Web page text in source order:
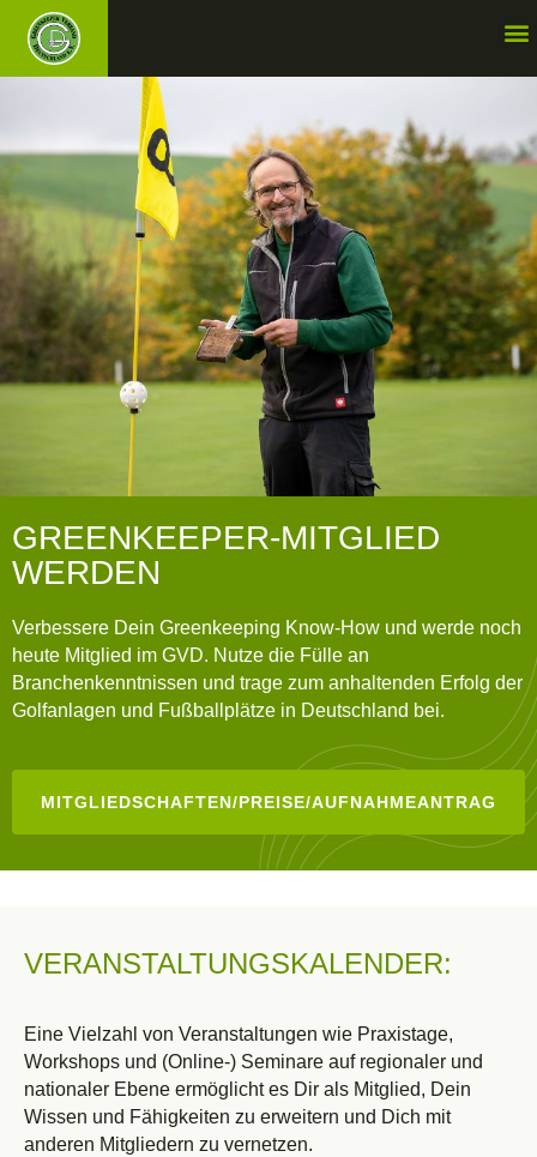
GREENKEEPER-MITGLIED
WERDEN
Verbessere Dein Greenkeeping Know-How und werde noch
heute Mitglied im GVD. Nutze die Fülle an
Branchenkenntnissen und trage zum anhaltenden Erfolg der
Golfanlagen und Fußballplätze in Deutschland bei.
MITGLIEDSCHAFTEN/PREISE/AUFNAHMEANTRAG
VERANSTALTUNGSKALENDER:
Eine Vielzahl von Veranstaltungen wie Praxistage,
Workshops und (Online-) Seminare auf regionaler und
nationaler Ebene ermöglicht es Dir als Mitglied, Dein
Wissen und Fähigkeiten zu erweitern und Dich mit
anderen Mitgliedern zu vernetzen.